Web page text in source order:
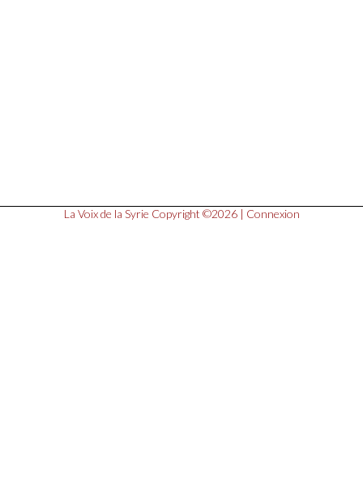
La Voix de la Syrie Copyright ©2026 | Connexion